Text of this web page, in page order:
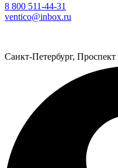
8 800 511-44-31
ventico@inbox.ru
Санкт-Петербург,